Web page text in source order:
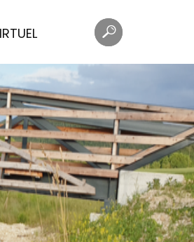
Mots
clés
Rechercher